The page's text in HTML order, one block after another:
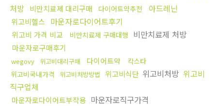
처방 비만치료제 대리구매 다이어트약추천 아드레닌
위고비헬스 마운자로다이어트후기
위고비 가격 비교 비만치료제 구매대행 비만치료제 처방
마운자로구매후기
wegovy 위고비대리구매 다이어트약
칵스타
위고비국내가격
위고비처방방법 위고비식단 위고비처방 위고비
직구업체
마운자로다이어트부작용 마운자로직구가격